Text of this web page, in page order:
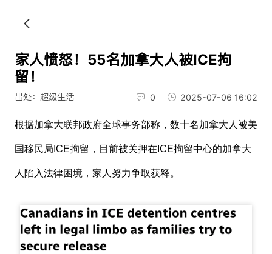
家人愤怒！55名加拿大人被ICE拘
留！
出处：超级生活 0 2025-07-06 16:02
根据加拿大联邦政府全球事务部称，数十名加拿大人被美
国移民局ICE拘留，目前被关押在ICE拘留中心的加拿大
人陷入法律困境，家人努力争取获释。